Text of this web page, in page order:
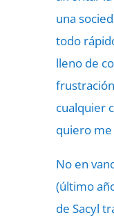
una
todo
lleno de
cualquier
quiero me
No en
(último
de Sacyl